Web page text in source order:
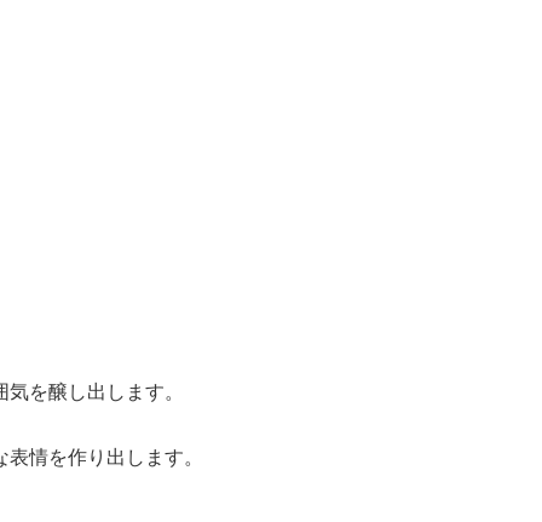
を醸し出します。
情を作り出します。